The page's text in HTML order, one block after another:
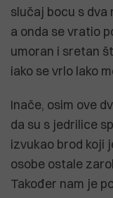
slučaj bocu s dva
a onda se vratio
umoran i sretan
iako se vrlo lako
Inače, osim ove
da su s jedrilice
izvukao brod koji
osobe ostale
Također nam je